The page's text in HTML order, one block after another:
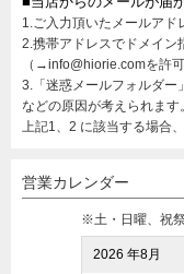
1.ご入力頂いたメールアド
2.携帯アドレスでドメイン
（→info@hiorie.comを許
3.「迷惑メールフォルダー
などの原因が考えられます。
上記1、2 に該当する場合
営業カレンダー
※土・日曜、祝
2026 年8月